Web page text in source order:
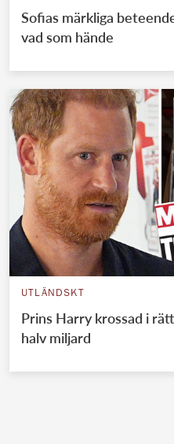
Sofias märkliga
vad som hände
UTLÄNDSKT
Prins Harry krossad i
halv miljard